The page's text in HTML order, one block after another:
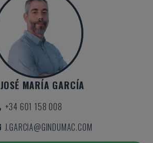
JOSÉ MARÍA GARCÍA
+34 601 158 008
J.GARCIA@GINDUMAC.COM